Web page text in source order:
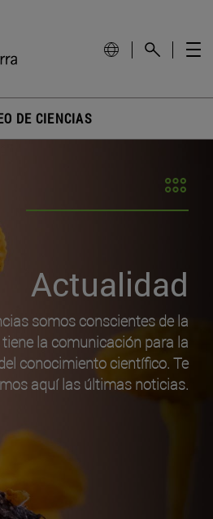
DE CIENCIAS
Actualidad
somos conscientes de la
la comunicación para la
conocimiento científico. Te
aquí las últimas noticias.